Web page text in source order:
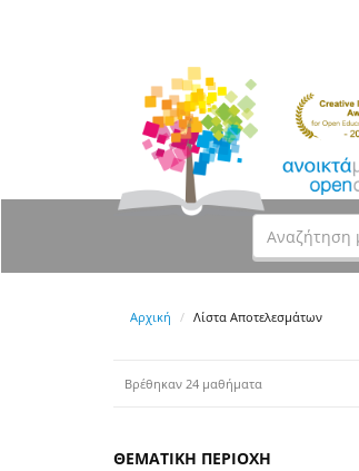
Αρχική Λίστα Αποτελεσμάτων
Βρέθηκαν 24 μαθήματα
ΘΕΜΑΤΙΚΗ ΠΕΡΙΟΧΗ